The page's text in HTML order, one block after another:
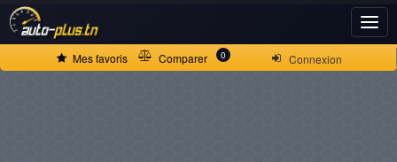
Connexion
Mes favoris Comparer 0
ACCUEIL